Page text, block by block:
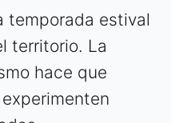
temporada estival
territorio. La
hace que